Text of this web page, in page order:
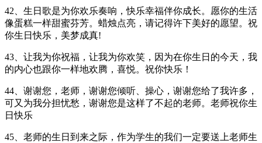
42、生日歌是为你欢乐奏响，快乐幸福伴你成长。愿你的生活
像蛋糕一样甜蜜芬芳。蜡烛点亮，请记得许下美好的愿望。祝
你生日快乐，美梦成真!
43、让我为你祝福，让我为你欢笑，因为在你生日的今天，我
的内心也跟你一样地欢腾，喜悦。祝你快乐！
44、谢谢您，老师，谢谢您倾听、操心，谢谢您给了我许多，
可又为我分担忧愁，谢谢您是这样了不起的老师。老师祝你生
日快乐
45、老师的生日到来之际，作为学生的我们一定要送上老师生